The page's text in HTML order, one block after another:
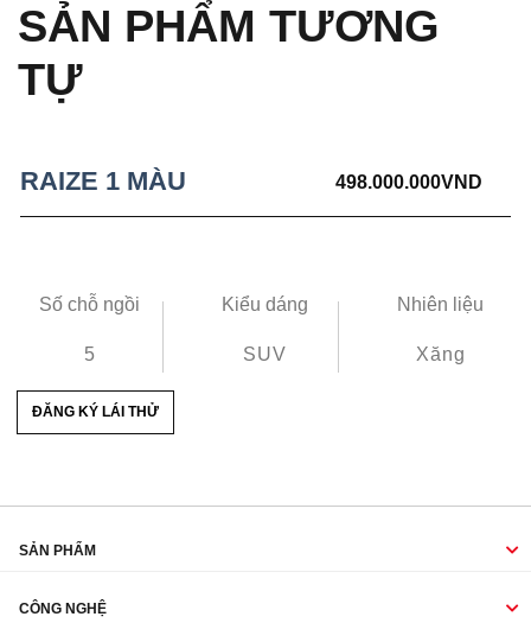
SẢN PHẨM TƯƠNG
TỰ
RAIZE 1 MÀU 498.000.000VND
Số chỗ ngồi
5
Kiểu dáng
SUV
Nhiên liệu
Xăng
ĐĂNG KÝ LÁI THỬ
SẢN PHẨM
CÔNG NGHỆ